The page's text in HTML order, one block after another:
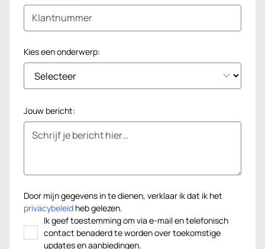
Kies een onderwerp:
Jouw bericht:
Door mijn gegevens in te dienen, verklaar ik dat ik het
privacybeleid heb gelezen.
Ik geef toestemming om via e-mail en telefonisch
contact benaderd te worden over toekomstige
updates en aanbiedingen.